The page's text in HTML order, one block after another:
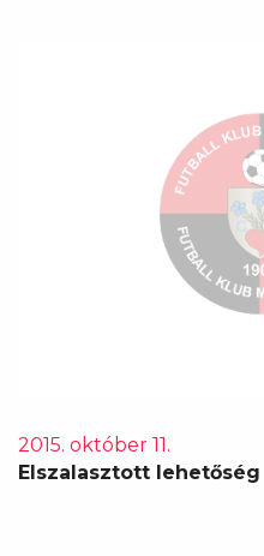
2015. október 11.
Elszalasztott lehetőség